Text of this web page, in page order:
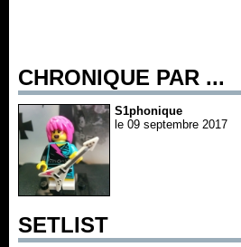
CHRONIQUE PAR ...
S1phonique
le 09 septembre 2017
SETLIST